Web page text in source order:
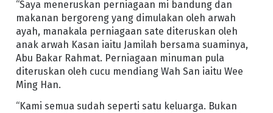
“Saya meneruskan perniagaan mi bandung dan
makanan bergoreng yang dimulakan oleh arwah
ayah, manakala perniagaan sate diteruskan oleh
anak arwah Kasan iaitu Jamilah bersama suaminya,
Abu Bakar Rahmat. Perniagaan minuman pula
diteruskan oleh cucu mendiang Wah San iaitu Wee
Ming Han.
“Kami semua sudah seperti satu keluarga. Bukan